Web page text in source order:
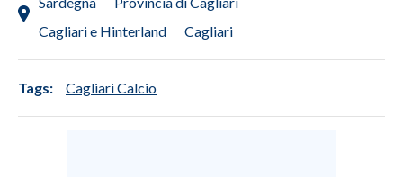
Cagliari e Hinterland
Cagliari
Tags: Cagliari Calcio